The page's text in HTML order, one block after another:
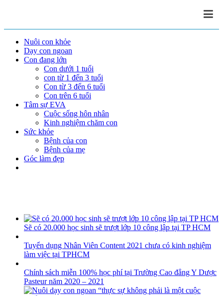
Nuôi con khỏe
Dạy con ngoan
Con đang lớn
Con dưới 1 tuổi
con từ 1 đến 3 tuổi
Con từ 3 đến 6 tuổi
Con trên 6 tuổi
Tâm sự EVA
Cuộc sống hôn nhân
Kinh nghiệm chăm con
Sức khỏe
Bệnh của con
Bệnh của mẹ
Góc làm đẹp
Sẽ có 20.000 học sinh sẽ trượt lớp 10 công lập tại TP HCM
Tuyển dụng Nhân Viên Content 2021 chưa có kinh nghiệm
làm việc tại TPHCM
Chính sách miễn 100% học phí tại Trường Cao đẳng Y Dược
Pasteur năm 2020 – 2021